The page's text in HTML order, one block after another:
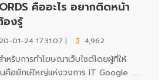
คืออะไร อยากติดหน้า
องรู้
01-24 17:31:07 | 4,962
หรับการทำโฆษณาเว็บไซต์โดยผู้ที่ให้
คือยักษ์ใหญ่แห่งวงการ IT Google ......